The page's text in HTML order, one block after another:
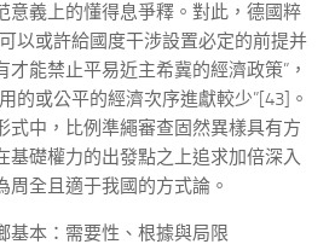
意義上的懂得息爭釋。對此，德國粹
以或許給國度干涉設置必定的前提并
能禁止平易近主希冀的經濟政策”，
的或公平的經濟次序進獻較少”[43]。
式中，比例準繩審查固然異樣具有方
基礎權力的出發點之上追求加倍深入
周全且適于我國的方式論。
基本：需要性、根據與局限